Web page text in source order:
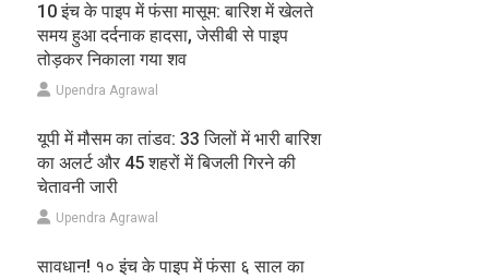
10 इंच के पाइप में फंसा मासूम: बारिश में खेलते
समय हुआ दर्दनाक हादसा, जेसीबी से पाइप
तोड़कर निकाला गया शव
Upendra Agrawal
यूपी में मौसम का तांडव: 33 जिलों में भारी बारिश
का अलर्ट और 45 शहरों में बिजली गिरने की
चेतावनी जारी
Upendra Agrawal
सावधान! १० इंच के पाइप में फंसा ६ साल का